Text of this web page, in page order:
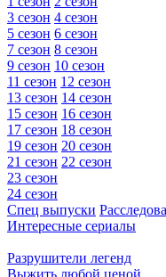
3 сезон 4 сезон
5 сезон 6 сезон
7 сезон 8 сезон
9 сезон 10 сезон
11 сезон 12 сезон
13 сезон 14 сезон
15 сезон 16 сезон
17 сезон 18 сезон
19 сезон 20 сезон
21 сезон 22 сезон
23 сезон
24 сезон
Спец выпуски
Интересные сериалы
Разрушители легенд
Выжить любой ценой